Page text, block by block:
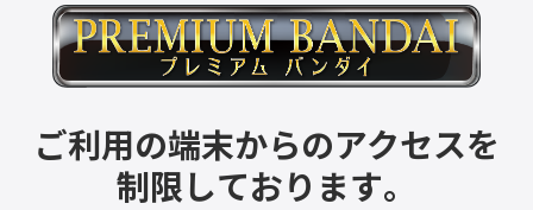
ご利用の端末からのアクセスを
制限しております。